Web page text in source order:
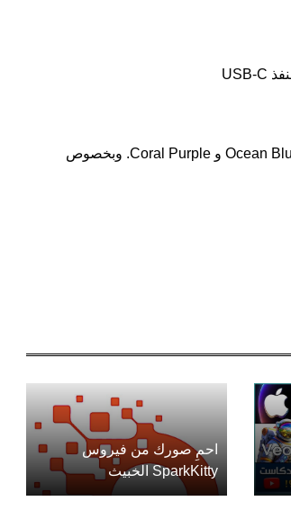
تم الإعلان عن OPPO Reno 11F في تايلاند بألوان Palm Green و Ocean Blue و Coral Purple. وبخصوص
احمِ صورك من فيروس
SparkKitty الخبيث